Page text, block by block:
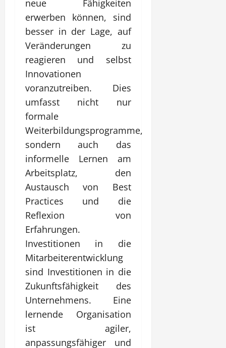
neue Fähigkeiten
erwerben können, sind
besser in der Lage, auf
Veränderungen zu
reagieren und selbst
Innovationen
voranzutreiben. Dies
umfasst nicht nur
formale
Weiterbildungsprogramme,
sondern auch das
informelle Lernen am
Arbeitsplatz, den
Austausch von Best
Practices und die
Reflexion von
Erfahrungen.
Investitionen in die
Mitarbeiterentwicklung
sind Investitionen in die
Zukunftsfähigkeit des
Unternehmens. Eine
lernende Organisation
ist agiler,
anpassungsfähiger und